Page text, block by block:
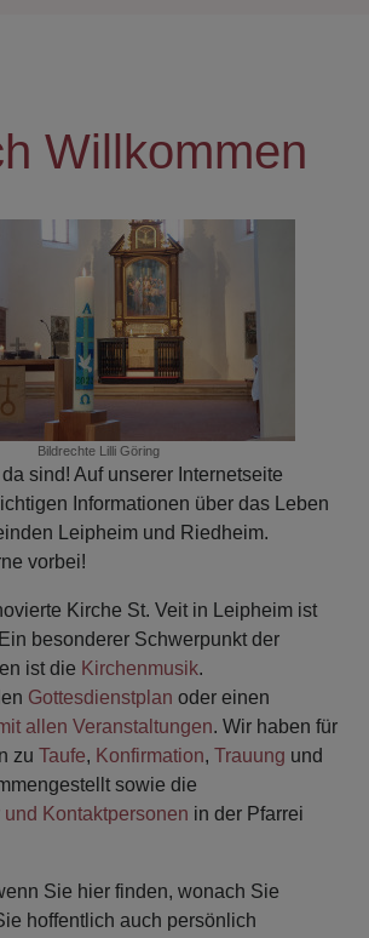
Willkommen
Bildrechte Lilli Göring
sind! Auf unserer Internetseite
Informationen über das Leben
Leipheim und Riedheim.
vorbei!
Kirche St. Veit in Leipheim ist
besonderer Schwerpunkt der
ist die Kirchenmusik.
Gottesdienstplan oder einen
allen Veranstaltungen. Wir haben für
zu Taufe, Konfirmation, Trauung und
sowie die
Kontaktpersonen in der Pfarrei
Sie hier finden, wonach Sie
hoffentlich auch persönlich